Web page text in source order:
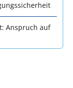
Anspruch auf